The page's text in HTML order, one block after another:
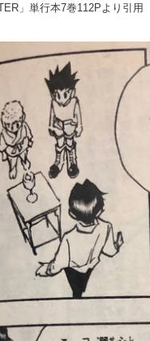
」単行本7巻112Pより引用